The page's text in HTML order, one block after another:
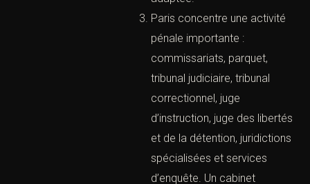
pas seulement à l’audience.
Il accompagne le client dès
les premières heures,
analyse les risques, prépare
les déclarations, vérifie la
régularité de la procédure
et construit une stratégie
adaptée.
Paris concentre une activité